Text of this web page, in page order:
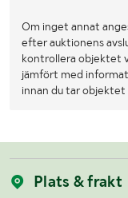
Om inget annat
efter auktionens
kontrollera objektet
jämfört med
innan du tar objektet
Plats & frakt